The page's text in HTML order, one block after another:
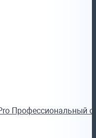
Профессиональный